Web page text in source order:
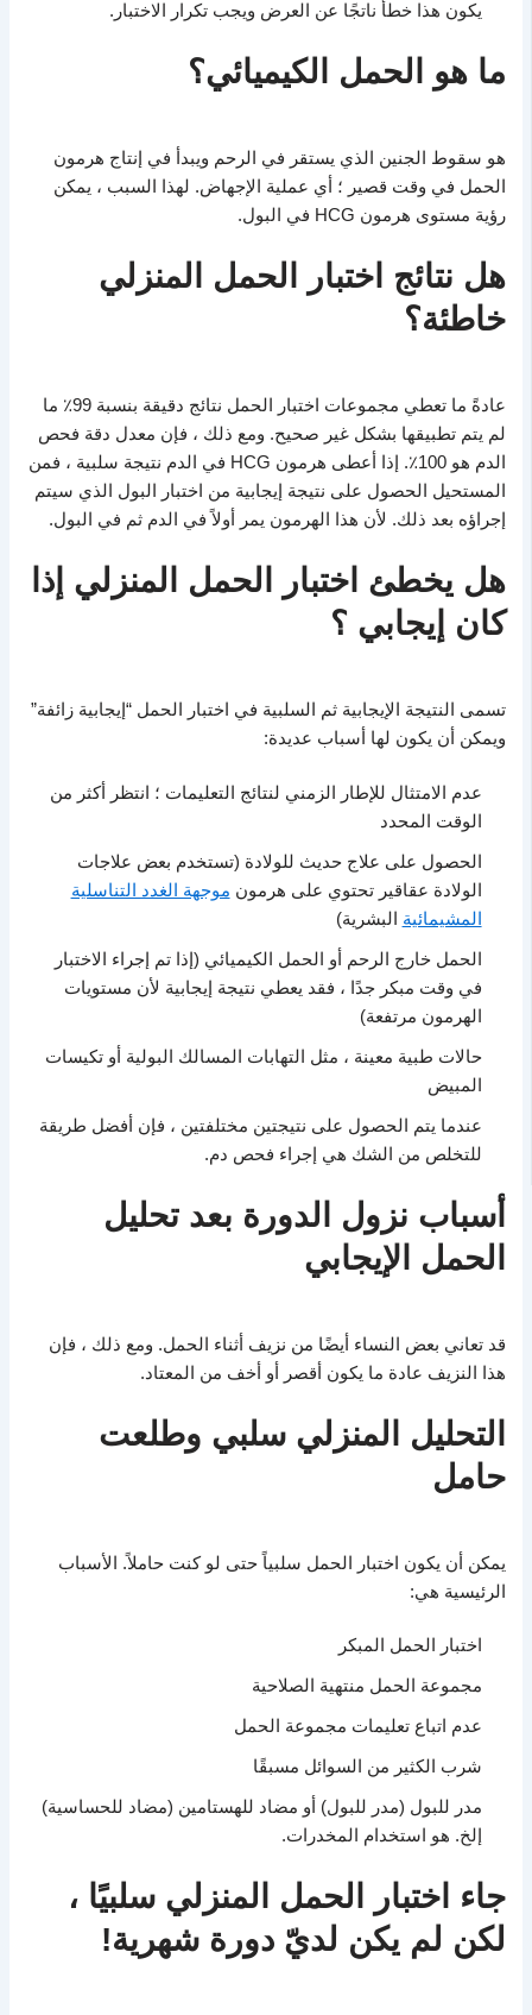
يكون هذا خطأ ناتجًا عن العرض ويجب تكرار الاختبار.
ما هو الحمل الكيميائي؟
هو سقوط الجنين الذي يستقر في الرحم ويبدأ في إنتاج هرمون
الحمل في وقت قصير ؛ أي عملية الإجهاض. لهذا السبب ، يمكن
رؤية مستوى هرمون HCG في البول.
هل نتائج اختبار الحمل المنزلي
خاطئة؟
عادةً ما تعطي مجموعات اختبار الحمل نتائج دقيقة بنسبة 99٪ ما
لم يتم تطبيقها بشكل غير صحيح. ومع ذلك ، فإن معدل دقة فحص
الدم هو 100٪. إذا أعطى هرمون HCG في الدم نتيجة سلبية ، فمن
المستحيل الحصول على نتيجة إيجابية من اختبار البول الذي سيتم
إجراؤه بعد ذلك. لأن هذا الهرمون يمر أولاً في الدم ثم في البول.
هل يخطئ اختبار الحمل المنزلي إذا
كان إيجابي ؟
تسمى النتيجة الإيجابية ثم السلبية في اختبار الحمل “إيجابية زائفة”
ويمكن أن يكون لها أسباب عديدة:
عدم الامتثال للإطار الزمني لنتائج التعليمات ؛ انتظر أكثر من
الوقت المحدد
الحصول على علاج حديث للولادة (تستخدم بعض علاجات
الولادة عقاقير تحتوي على هرمون موجهة الغدد التناسلية
المشيمائية البشرية)
الحمل خارج الرحم أو الحمل الكيميائي (إذا تم إجراء الاختبار
في وقت مبكر جدًا ، فقد يعطي نتيجة إيجابية لأن مستويات
الهرمون مرتفعة)
حالات طبية معينة ، مثل التهابات المسالك البولية أو تكيسات
المبيض
عندما يتم الحصول على نتيجتين مختلفتين ، فإن أفضل طريقة
للتخلص من الشك هي إجراء فحص دم.
أسباب نزول الدورة بعد تحليل
الحمل الإيجابي
قد تعاني بعض النساء أيضًا من نزيف أثناء الحمل. ومع ذلك ، فإن
هذا النزيف عادة ما يكون أقصر أو أخف من المعتاد.
التحليل المنزلي سلبي وطلعت
حامل
يمكن أن يكون اختبار الحمل سلبياً حتى لو كنت حاملاً. الأسباب
الرئيسية هي:
اختبار الحمل المبكر
مجموعة الحمل منتهية الصلاحية
عدم اتباع تعليمات مجموعة الحمل
شرب الكثير من السوائل مسبقًا
مدر للبول (مدر للبول) أو مضاد للهستامين (مضاد للحساسية)
إلخ. هو استخدام المخدرات.
جاء اختبار الحمل المنزلي سلبيًا ،
لكن لم يكن لديّ دورة شهرية!